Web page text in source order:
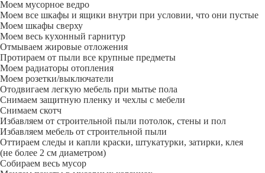
Моем мусорное ведро
Моем все шкафы и ящики внутри при условии, что они пустые
Моем шкафы сверху
Моем весь кухонный гарнитур
Отмываем жировые отложения
Протираем от пыли все крупные предметы
Моем радиаторы отопления
Моем розетки/выключатели
Отодвигаем легкую мебель при мытье пола
Снимаем защитную пленку и чехлы с мебели
Снимаем скотч
Избавляем от строительной пыли потолок, стены и пол
Избавляем мебель от строительной пыли
Оттираем следы и капли краски, штукатурки, затирки, клея
(не более 2 см диаметром)
Собираем весь мусор